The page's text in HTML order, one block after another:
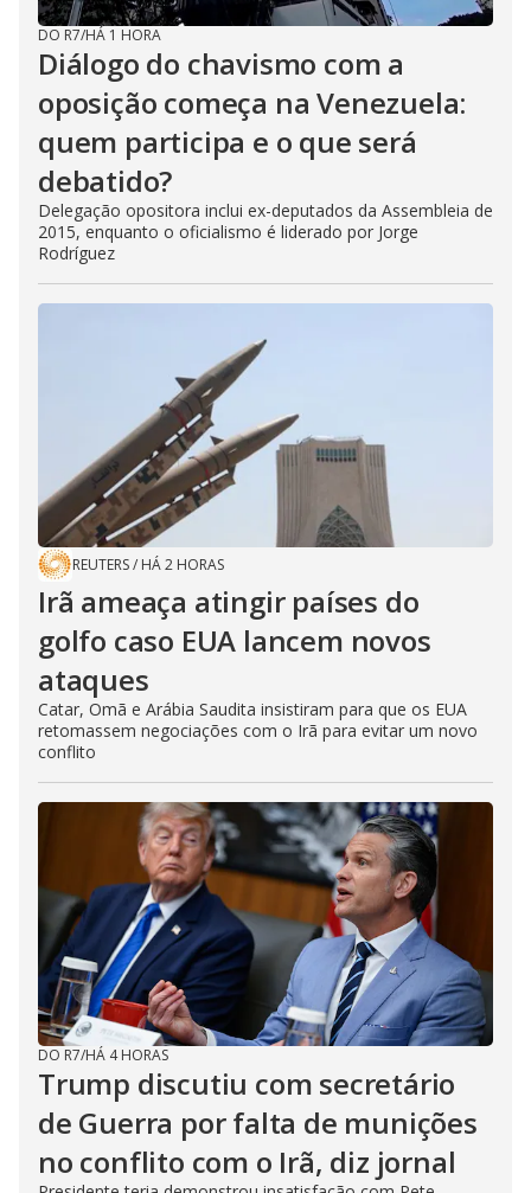
DO R7/HÁ 1 HORA
Diálogo do chavismo com a
oposição começa na Venezuela:
quem participa e o que será
debatido?
Delegação opositora inclui ex-deputados da Assembleia de
2015, enquanto o oficialismo é liderado por Jorge
Rodríguez
REUTERS/ HÁ 2 HORAS
Irã ameaça atingir países do
golfo caso EUA lancem novos
ataques
Catar, Omã e Arábia Saudita insistiram para que os EUA
retomassem negociações com o Irã para evitar um novo
conflito
DO R7/HÁ 4 HORAS
Trump discutiu com secretário
de Guerra por falta de munições
no conflito com o Irã, diz jornal